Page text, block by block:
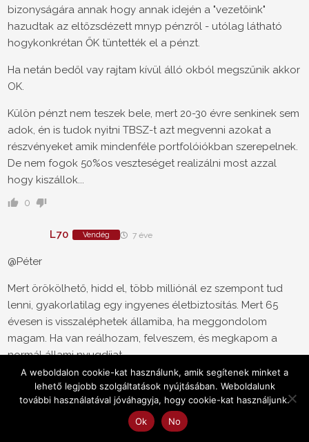
bizonyságára annak hogy annak idején a "vezetőink"
hazudtak az eltőzsdézett mnyp pénzről - utólag látható
hogykonkrétan ŐK tüntették el a pénzt.
Ha netán bedől vay rajtam kívül álló okból megszűnik akkor
OK.
Külön pénzt nem teszek bele, mert 20-30 évre senkinek sem
adok, én is tudok nyitni TBSZ-t azt megvenni azokat a
részvényeket amik mindenféle portfolóiókban szerepelnek.
De nem fogok 50%os veszteséget realizálni most azzal
hogy kiszállok...
0
L70 Vendég 7 éve
@Péter
Mert örökölhető, hidd el, több milliónál ez szempont tud
lenni, gyakorlatilag egy ingyenes életbiztosítás. Mert 65
évesen is visszaléphetek államiba, ha meggondolom
magam. Ha van reálhozam, felveszem, és megkapom a
normál állami nyugdíjat.
A pénztár tulajdonosain kívül annak a 35 ezer
pénztártagnak is jó. És ők tartják fenn, nem más, fizetnek
havi 200 Ft-ot, és ha akarnak, akkor még 800-at hozzá nem
kötelező támogatásként. Eldöntik, megéri-e nekik.
A weboldalon cookie-kat használunk, amik segítenek minket a
lehető legjobb szolgáltatások nyújtásában. Weboldalunk
további használatával jóváhagyja, hogy cookie-kat használjunk.
Ok
No